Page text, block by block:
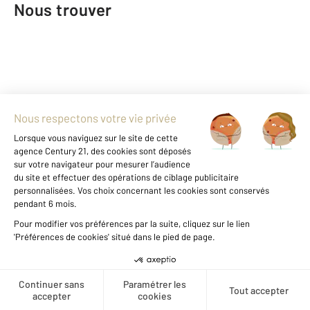
Créer une alerte
Nous trouver